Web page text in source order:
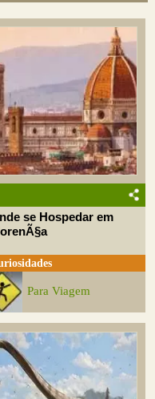
se Hospedar em
Para Viagem